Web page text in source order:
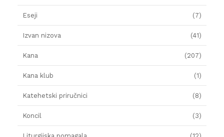
Eseji (7)
Izvan nizova (41)
Kana (207)
Kana klub (1)
Katehetski priručnici (8)
Koncil (3)